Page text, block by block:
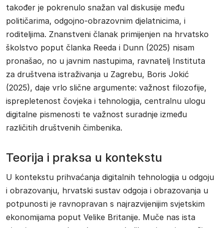
također je pokrenulo snažan val diskusije među
političarima, odgojno-obrazovnim djelatnicima, i
roditeljima. Znanstveni članak primijenjen na hrvatsko
školstvo poput članka Reeda i Dunn (2025) nisam
pronašao, no u javnim nastupima, ravnatelj Instituta
za društvena istraživanja u Zagrebu, Boris Jokić
(2025), daje vrlo slične argumente: važnost filozofije,
isprepletenost čovjeka i tehnologija, centralnu ulogu
digitalne pismenosti te važnost suradnje između
različitih društvenih čimbenika.
Teorija i praksa u kontekstu
U kontekstu prihvaćanja digitalnih tehnologija u odgoju
i obrazovanju, hrvatski sustav odgoja i obrazovanja u
potpunosti je ravnopravan s najrazvijenijim svjetskim
ekonomijama poput Velike Britanije. Muče nas ista